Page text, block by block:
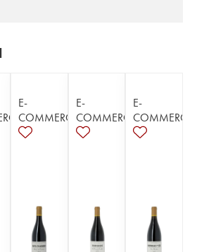
E-
COMMERCE
E-
COMMERCE
E-
COMMERCE